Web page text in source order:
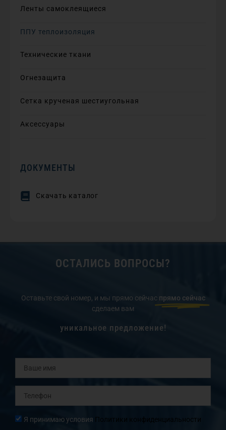
Ленты самоклеящиеся
ППУ теплоизоляция
Технические ткани
Огнезащита
Сетка крученая шестиугольная
Аксессуары
ДОКУМЕНТЫ
Скачать каталог
ОСТАЛИСЬ ВОПРОСЫ?
Оставьте свой номер, и мы прямо сейчас прямо сейчас
сделаем вам
уникальное предложение!
Согласие
Я принимаю условия Политики конфиденциальности